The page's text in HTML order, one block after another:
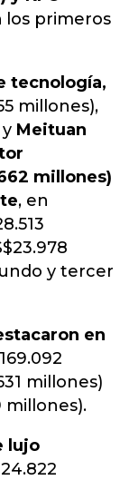
los primeros
tecnología,
millones),
Meituan
millones)
, en
y tercer
en
millones)
millones).
lujo